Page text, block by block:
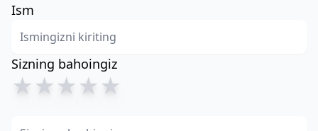
Ism
Sizning bahoingiz
★★★★★